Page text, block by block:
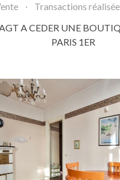
Transactions
A CEDER UNE
PARIS 1ER